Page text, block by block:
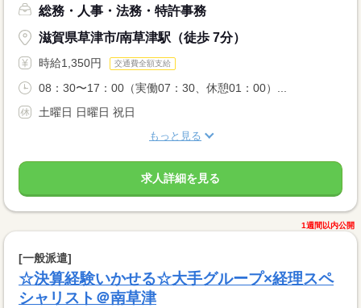
総務・人事・法務・特許事務
滋賀県草津市/南草津駅（徒歩 7分）
時給1,350円 交通費全額支給
08：30〜17：00（実働07：30、休憩01：00）...
土曜日 日曜日 祝日
もっと見る
求人詳細を見る
1週間以内公開
[一般派遣]
☆決算経験いかせる☆大手グループ×経理スペ
シャリスト＠南草津